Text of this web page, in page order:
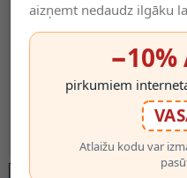
aizņemt nedaudz ilgāku
−10%
pirkumiem
Atlaižu kodu var